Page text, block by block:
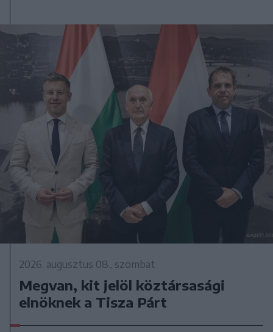
2026. augusztus 08., szombat
Megvan, kit jelöl köztársasági
elnöknek a Tisza Párt